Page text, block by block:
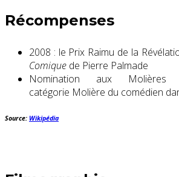
Récompenses
2008 : le Prix Raimu de la
Comique de Pierre Palmade
Nomination aux
catégorie Molière du comédien
Source: Wikipédia